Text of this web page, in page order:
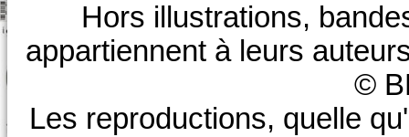
Hors illustrations,
appartiennent à leurs
©
Les reproductions, quelle